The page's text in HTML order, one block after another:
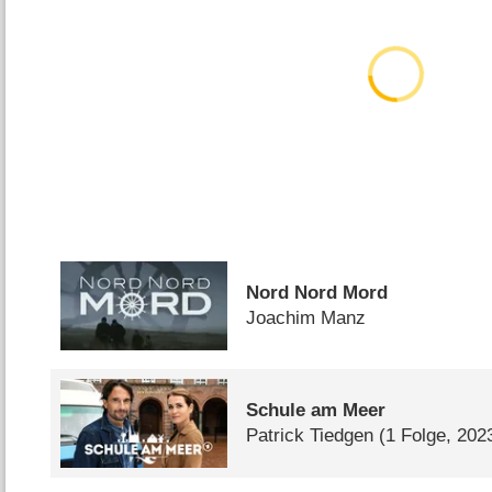
Nord Nord Mord
Joachim Manz
Schule am Meer
Patrick Tiedgen (1 Folge,